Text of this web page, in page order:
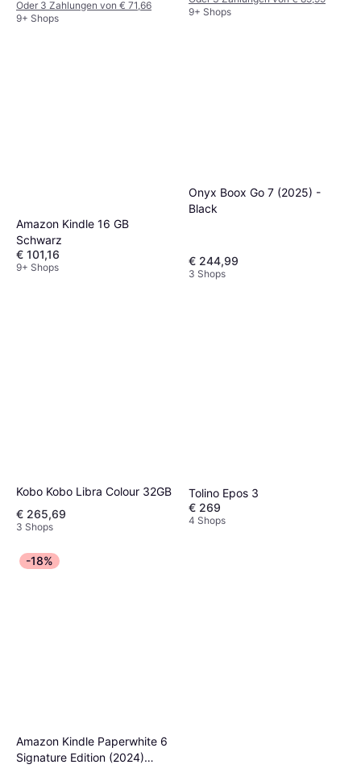
Oder 3 Zahlungen von € 71,66
9+ Shops
9+ Shops
Amazon Kindle 16 GB
Schwarz
€ 101,16
9+ Shops
Onyx Boox Go 7 (2025) -
Black
€ 244,99
3 Shops
Kobo Kobo Libra Colour 32GB
€ 265,69
3 Shops
Tolino Epos 3
€ 269
4 Shops
-18%
Amazon Kindle Paperwhite 6
Signature Edition (2024)